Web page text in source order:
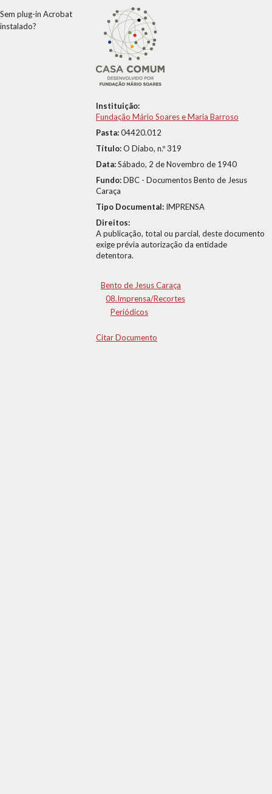
Instituição:
Fundação Mário Soares e Maria Barroso
Pasta:04420.012
Título:O Diabo, n.º 319
Data:Sábado, 2 de Novembro de 1940
Fundo:DBC - Documentos Bento de Jesus
Caraça
Tipo Documental: IMPRENSA
Direitos:
A publicação, total ou parcial, deste documento
exige prévia autorização da entidade
detentora.
Bento de Jesus Caraça
08.Imprensa/Recortes
Periódicos
Citar Documento
Sem plug-in Acrobat
instalado?